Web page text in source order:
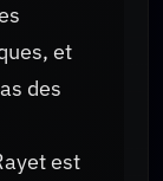
et
des
est